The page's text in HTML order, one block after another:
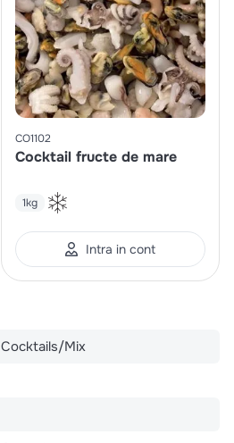
CO1102
Cocktail fructe de mare
1kg
Intra in cont
Cocktails/Mix